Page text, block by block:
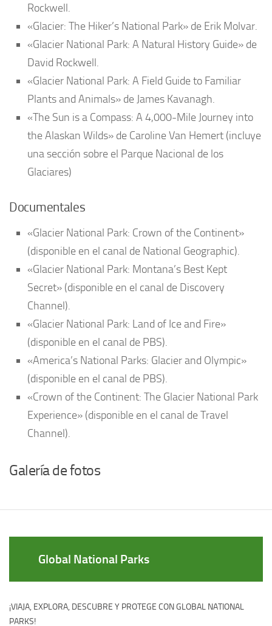
Rockwell.
«Glacier: The Hiker’s National Park» de Erik Molvar.
«Glacier National Park: A Natural History Guide» de
David Rockwell.
«Glacier National Park: A Field Guide to Familiar
Plants and Animals» de James Kavanagh.
«The Sun is a Compass: A 4,000-Mile Journey into
the Alaskan Wilds» de Caroline Van Hemert (incluye
una sección sobre el Parque Nacional de los
Glaciares)
Documentales
«Glacier National Park: Crown of the Continent»
(disponible en el canal de National Geographic).
«Glacier National Park: Montana’s Best Kept
Secret» (disponible en el canal de Discovery
Channel).
«Glacier National Park: Land of Ice and Fire»
(disponible en el canal de PBS).
«America’s National Parks: Glacier and Olympic»
(disponible en el canal de PBS).
«Crown of the Continent: The Glacier National Park
Experience» (disponible en el canal de Travel
Channel).
Galería de fotos
Global National Parks
¡VIAJA, EXPLORA, DESCUBRE Y PROTEGE CON GLOBAL NATIONAL
PARKS!